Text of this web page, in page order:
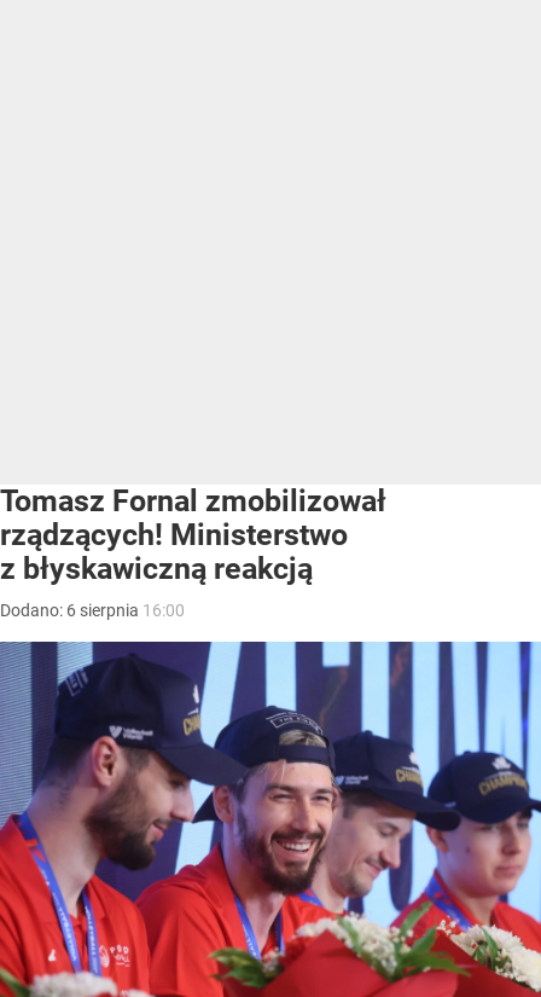
Tomasz Fornal zmobilizował
rządzących! Ministerstwo
z błyskawiczną reakcją
Dodano: 6 sierpnia 16:00